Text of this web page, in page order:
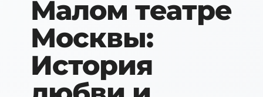
Малом театре
Москвы:
История